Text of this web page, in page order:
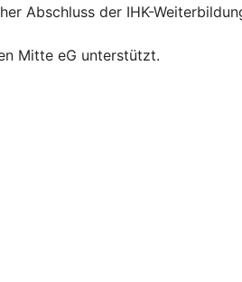
Abschluss der IHK-
Mitte eG unterstützt.